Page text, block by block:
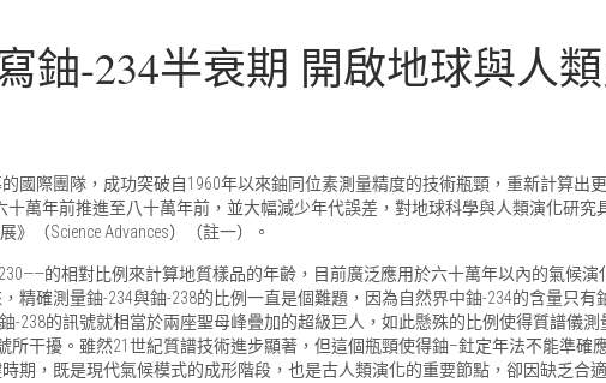
鈾-234半衰期 開啟地球與人
國際團隊，成功突破自1960年以來鈾同位素測量精度的技術瓶頸，重新計算出
萬年前推進至八十萬年前，並大幅減少年代誤差，對地球科學與人類演化研究
（Science Advances）（註一）。
的相對比例來計算地質樣品的年齡，目前廣泛應用於六十萬年以內的氣候演
精確測量鈾-234與鈾-238的比例一直是個難題，因為自然界中鈾-234的含量只有
-238的訊號就相當於兩座聖母峰疊加的超級巨人，如此懸殊的比例使得質譜儀測
所干擾。雖然21世紀質譜技術進步顯著，但這個瓶頸使得鈾–釷定年法不能準確
期，既是現代氣候模式的成形階段，也是古人類演化的重要節點，卻因缺乏合